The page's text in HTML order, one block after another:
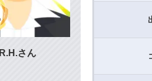
R.H.さん